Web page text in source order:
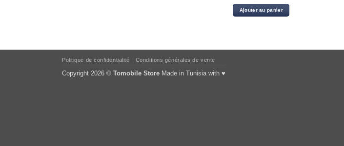
Ajouter au panier
Politique de confidentialité Conditions générales de vente
Copyright 2026 © Tomobile Store Made in Tunisia with ♥